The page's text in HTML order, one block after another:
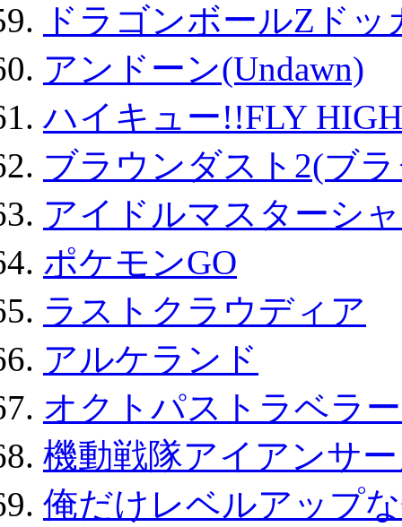
ドラゴンボールZド
アンドーン(Undawn)
ハイキュー!!FLY HIGH
ブラウンダスト2(ブ
アイドルマスターシ
ポケモンGO
ラストクラウディア
アルケランド
オクトパストラベラ
機動戦隊アイアンサ
俺だけレベルアップ